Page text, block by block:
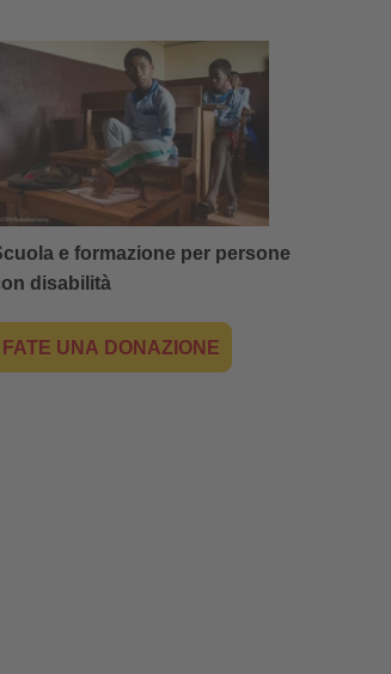
e formazione per persone
disabilità
FATE UNA DONAZIONE